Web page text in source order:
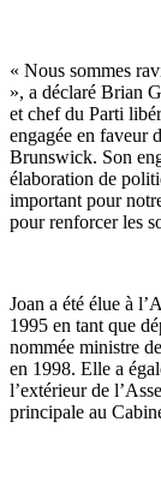
« Nous sommes
», a déclaré Brian
et chef du Parti
engagée en faveur
Brunswick. Son
élaboration de
important pour
pour renforcer les
Joan a été élue à
1995 en tant que
nommée ministre
en 1998. Elle a
l’extérieur de
principale au